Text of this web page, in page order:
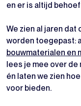
en er is altijd
We zien al jaren
worden toegepast:
bouwmaterialen en
lees je mee over
én laten we zien
voor bieden.